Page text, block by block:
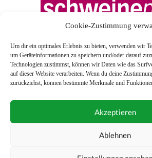
Cookie-Zustimmung
Um dir ein optimales Erlebnis zu bieten, verwenden wir
um Geräteinformationen zu speichern und/oder darauf
Technologien zustimmst, können wir Daten wie das
auf dieser Website verarbeiten. Wenn du deine
zurückziehst, können bestimmte Merkmale und
Akzeptieren
Ablehnen
© 2026 Blick ins Land
Unterstützt durch
0043 (0)1 581 28 90 0